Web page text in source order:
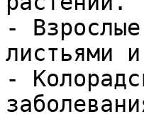
-
листьями
-